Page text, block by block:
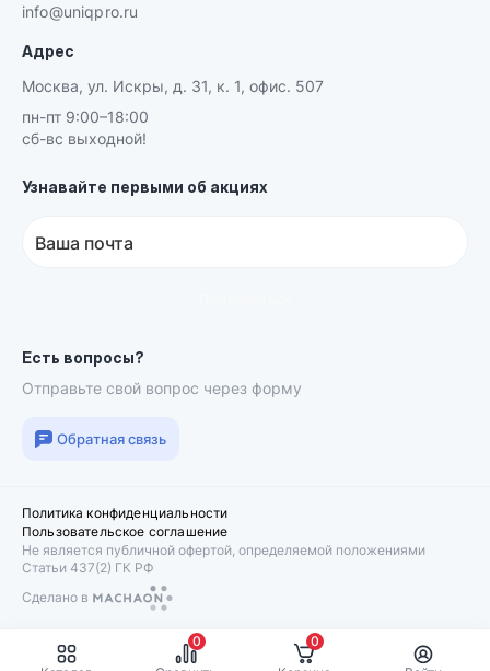
info@uniqpro.ru
Адрес
Москва, ул. Искры, д. 31, к. 1, офис. 507
пн-пт 9:00–18:00
сб-вс выходной!
Узнавайте первыми об акциях
Ваша почта
Есть вопросы?
Отправьте свой вопрос через форму
Обратная связь
Политика конфиденциальности
Пользовательское соглашение
Не является публичной офертой, определяемой положениями
Статьи 437(2) ГК РФ
Сделано в
Machaon
0
0